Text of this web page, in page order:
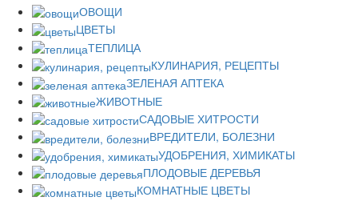
ОВОЩИ
ЦВЕТЫ
ТЕПЛИЦА
КУЛИНАРИЯ, РЕЦЕПТЫ
ЗЕЛЕНАЯ АПТЕКА
ЖИВОТНЫЕ
САДОВЫЕ ХИТРОСТИ
ВРЕДИТЕЛИ, БОЛЕЗНИ
УДОБРЕНИЯ, ХИМИКАТЫ
ПЛОДОВЫЕ ДЕРЕВЬЯ
КОМНАТНЫЕ ЦВЕТЫ